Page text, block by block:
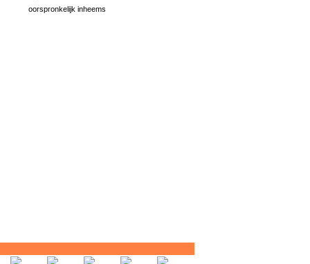
oorspronkelijk inheems